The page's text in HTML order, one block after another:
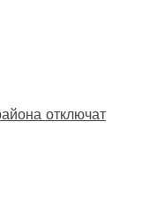
отключат